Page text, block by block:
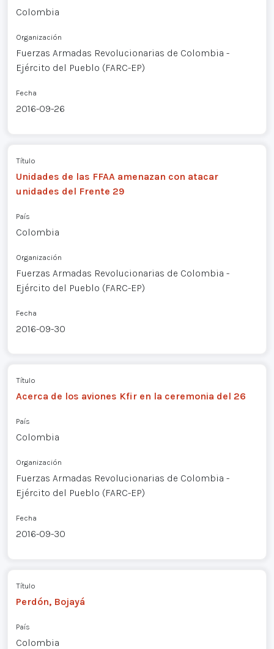
Colombia
Organización
Fuerzas Armadas Revolucionarias de Colombia -
Ejército del Pueblo (FARC-EP)
Fecha
2016-09-26
Título
Unidades de las FFAA amenazan con atacar
unidades del Frente 29
País
Colombia
Organización
Fuerzas Armadas Revolucionarias de Colombia -
Ejército del Pueblo (FARC-EP)
Fecha
2016-09-30
Título
Acerca de los aviones Kfir en la ceremonia del 26
País
Colombia
Organización
Fuerzas Armadas Revolucionarias de Colombia -
Ejército del Pueblo (FARC-EP)
Fecha
2016-09-30
Título
Perdón, Bojayá
País
Colombia